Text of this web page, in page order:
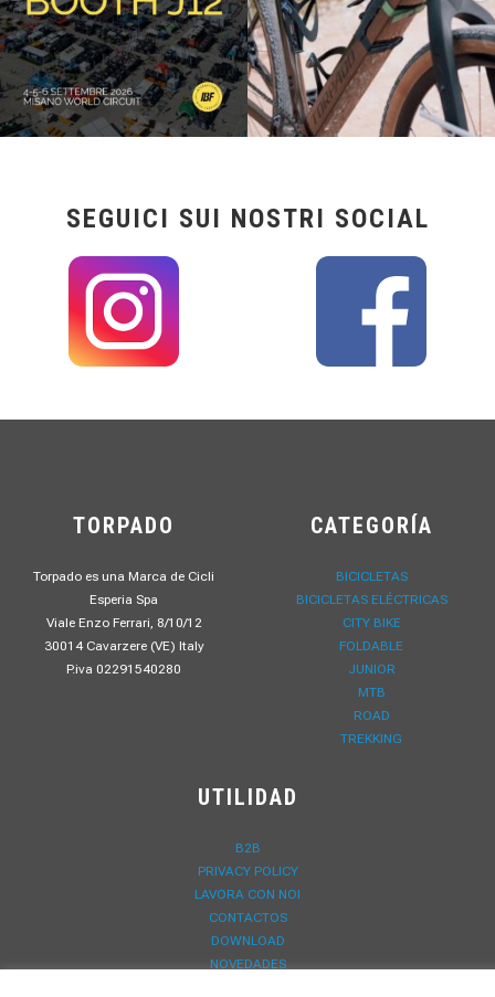
SEGUICI SUI NOSTRI SOCIAL
TORPADO
Torpado es una Marca de Cicli
Esperia Spa
Viale Enzo Ferrari, 8/10/12
30014 Cavarzere (VE) Italy
P.iva 02291540280
CATEGORÍA
BICICLETAS
BICICLETAS ELÉCTRICAS
CITY BIKE
FOLDABLE
JUNIOR
MTB
ROAD
TREKKING
UTILIDAD
B2B
PRIVACY POLICY
LAVORA CON NOI
CONTACTOS
DOWNLOAD
NOVEDADES